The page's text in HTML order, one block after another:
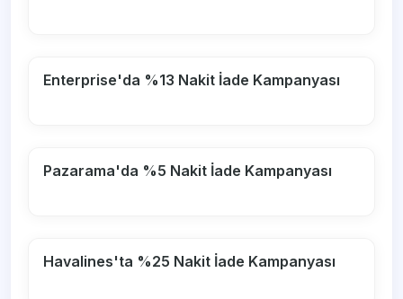
Enterprise'da %13 Nakit İade Kampanyası
Pazarama'da %5 Nakit İade Kampanyası
Havalines'ta %25 Nakit İade Kampanyası